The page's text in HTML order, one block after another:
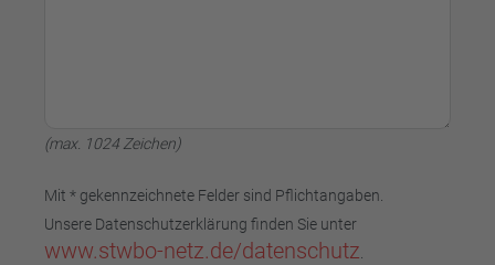
(max. 1024 Zeichen)
Mit * gekennzeichnete Felder sind Pflichtangaben.
Unsere Datenschutzerklärung finden Sie unter
www.stwbo-netz.de/datenschutz